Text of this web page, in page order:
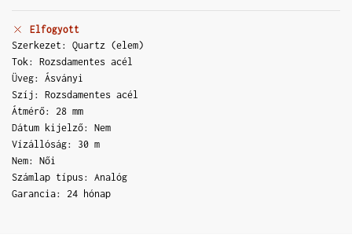
Elfogyott
Szerkezet: Quartz (elem)
Tok: Rozsdamentes acél
Üveg: Ásványi
Szíj: Rozsdamentes acél
Átmérő: 28 mm
Dátum kijelző: Nem
Vízállóság: 30 m
Nem: Női
Számlap típus: Analóg
Garancia: 24 hónap